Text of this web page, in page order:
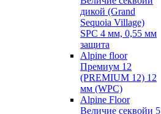
дикой (Grand
Sequoia Village)
SPC 4 мм, 0,55 мм
защита
Alpine floor
Премиум 12
(PREMIUM 12) 12
мм (WPC)
Alpine Floor
Величие секвойи 5